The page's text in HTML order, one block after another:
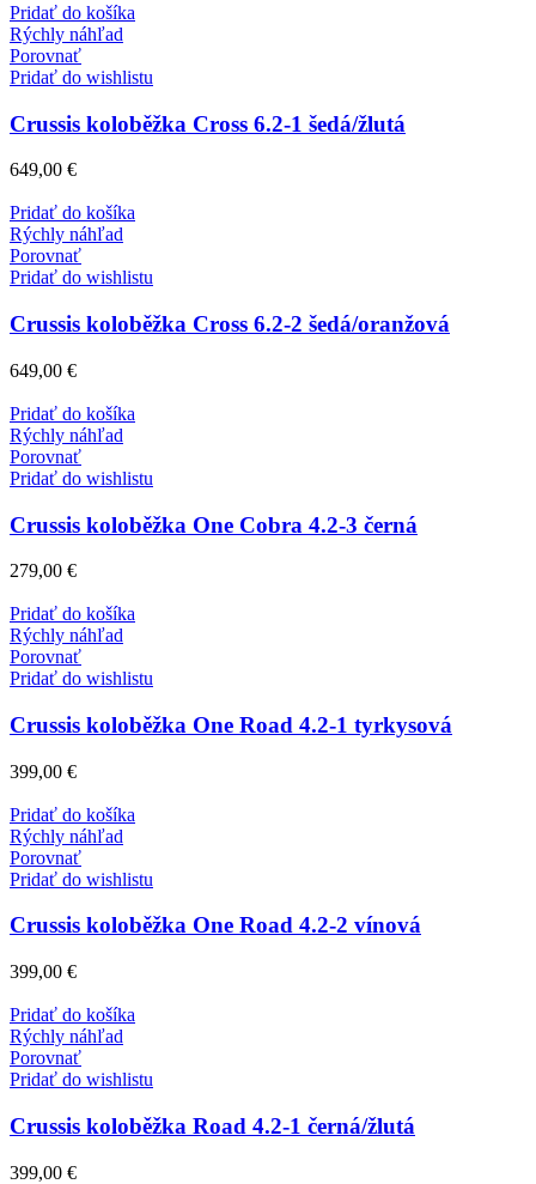
Pridať do košíka
Rýchly náhľad
Porovnať
Pridať do wishlistu
Crussis koloběžka Cross 6.2-1 šedá/žlutá
649,00 €
Pridať do košíka
Rýchly náhľad
Porovnať
Pridať do wishlistu
Crussis koloběžka Cross 6.2-2 šedá/oranžová
649,00 €
Pridať do košíka
Rýchly náhľad
Porovnať
Pridať do wishlistu
Crussis koloběžka One Cobra 4.2-3 černá
279,00 €
Pridať do košíka
Rýchly náhľad
Porovnať
Pridať do wishlistu
Crussis koloběžka One Road 4.2-1 tyrkysová
399,00 €
Pridať do košíka
Rýchly náhľad
Porovnať
Pridať do wishlistu
Crussis koloběžka One Road 4.2-2 vínová
399,00 €
Pridať do košíka
Rýchly náhľad
Porovnať
Pridať do wishlistu
Crussis koloběžka Road 4.2-1 černá/žlutá
399,00 €